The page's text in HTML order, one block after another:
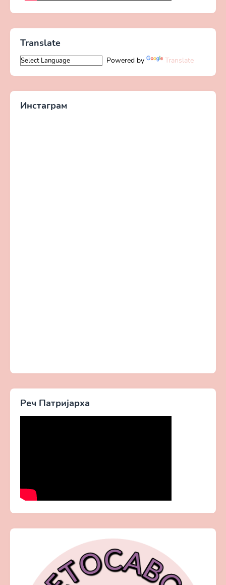
Translate
Powered by Translate
Инстаграм
Реч Патријарха